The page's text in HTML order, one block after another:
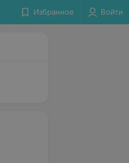
Избранное Войти